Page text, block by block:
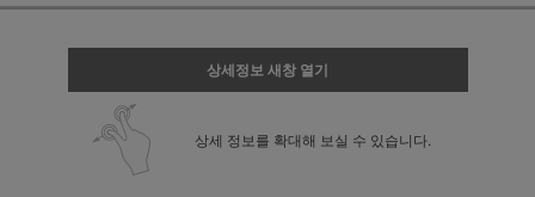
상세정보 새창 열기
상세 정보를 확대해 보실 수 있습니다.